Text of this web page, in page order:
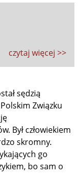
czytaj więcej >>
sędzią
Związku
Był człowiekiem
skromny.
go
bo sam o